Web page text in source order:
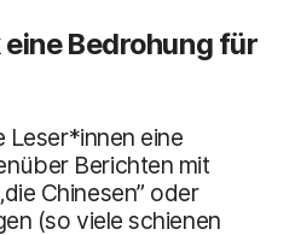
Bedrohung für
Leser*innen eine
Berichten mit
Chinesen” oder
(so viele schienen